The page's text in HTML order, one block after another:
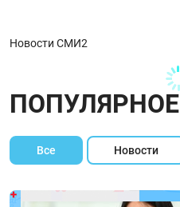
Новости СМИ2
ПОПУЛЯРНОЕ
Все Новости